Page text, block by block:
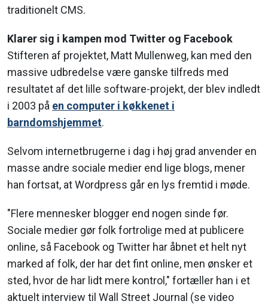
traditionelt CMS.
Klarer sig i kampen mod Twitter og Facebook
Stifteren af projektet, Matt Mullenweg, kan med den
massive udbredelse være ganske tilfreds med
resultatet af det lille software-projekt, der blev indledt
i 2003 på en computer i køkkenet i
barndomshjemmet.
Selvom internetbrugerne i dag i høj grad anvender en
masse andre sociale medier end lige blogs, mener
han fortsat, at Wordpress går en lys fremtid i møde.
"Flere mennesker blogger end nogen sinde før.
Sociale medier gør folk fortrolige med at publicere
online, så Facebook og Twitter har åbnet et helt nyt
marked af folk, der har det fint online, men ønsker et
sted, hvor de har lidt mere kontrol," fortæller han i et
aktuelt interview til Wall Street Journal (se video